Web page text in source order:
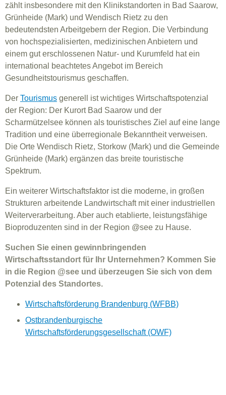
zählt insbesondere mit den Klinikstandorten in Bad Saarow,
Grünheide (Mark) und Wendisch Rietz zu den
bedeutendsten Arbeitgebern der Region. Die Verbindung
von hochspezialisierten, medizinischen Anbietern und
einem gut erschlossenen Natur- und Kurumfeld hat ein
international beachtetes Angebot im Bereich
Gesundheitstourismus geschaffen.
Der Tourismus generell ist wichtiges Wirtschaftspotenzial
der Region: Der Kurort Bad Saarow und der
Scharmützelsee können als touristisches Ziel auf eine lange
Tradition und eine überregionale Bekanntheit verweisen.
Die Orte Wendisch Rietz, Storkow (Mark) und die Gemeinde
Grünheide (Mark) ergänzen das breite touristische
Spektrum.
Ein weiterer Wirtschaftsfaktor ist die moderne, in großen
Strukturen arbeitende Landwirtschaft mit einer industriellen
Weiterverarbeitung. Aber auch etablierte, leistungsfähige
Bioproduzenten sind in der Region @see zu Hause.
Suchen Sie einen gewinnbringenden
Wirtschaftsstandort für Ihr Unternehmen? Kommen Sie
in die Region @see und überzeugen Sie sich von dem
Potenzial des Standortes.
Wirtschaftsförderung Brandenburg (WFBB)
Ostbrandenburgische
Wirtschaftsförderungsgesellschaft (OWF)